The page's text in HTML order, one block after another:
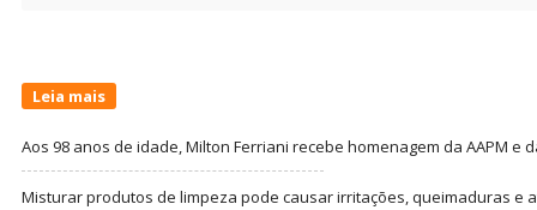
Leia mais
Aos 98 anos de idade, Milton Ferriani recebe homenagem da AAPM e
Misturar produtos de limpeza pode causar irritações, queimaduras e